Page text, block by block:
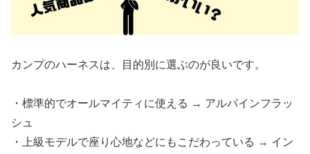
カンプのハーネスは、目的別に選ぶのが良いです。
・標準的でオールマイティに使える → アルパインフラッ
シュ
・上級モデルで座り心地などにもこだわっている → イン